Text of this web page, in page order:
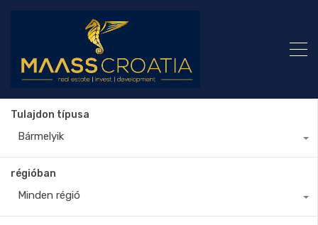
Tulajdon típusa
Bármelyik
régióban
Minden régió